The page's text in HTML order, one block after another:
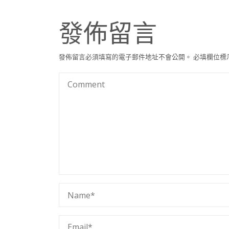
發佈留言
發佈留言必須填寫的電子郵件地址不會公開。 必填欄位